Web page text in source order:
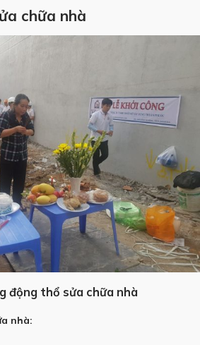
chữa nhà
động thổ sửa chữa nhà
nhà: